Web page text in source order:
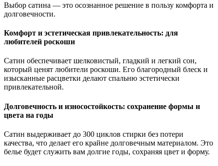
Выбор сатина — это осознанное решение в пользу комфорта и
долговечности.
Комфорт и эстетическая привлекательность: для
любителей роскоши
Сатин обеспечивает шелковистый, гладкий и легкий сон,
который ценят любители роскоши. Его благородный блеск и
изысканные расцветки делают спальню эстетически
привлекательной.
Долговечность и износостойкость: сохранение формы и
цвета на годы
Сатин выдерживает до 300 циклов стирки без потери
качества, что делает его крайне долговечным материалом. Это
белье будет служить вам долгие годы, сохраняя цвет и форму.